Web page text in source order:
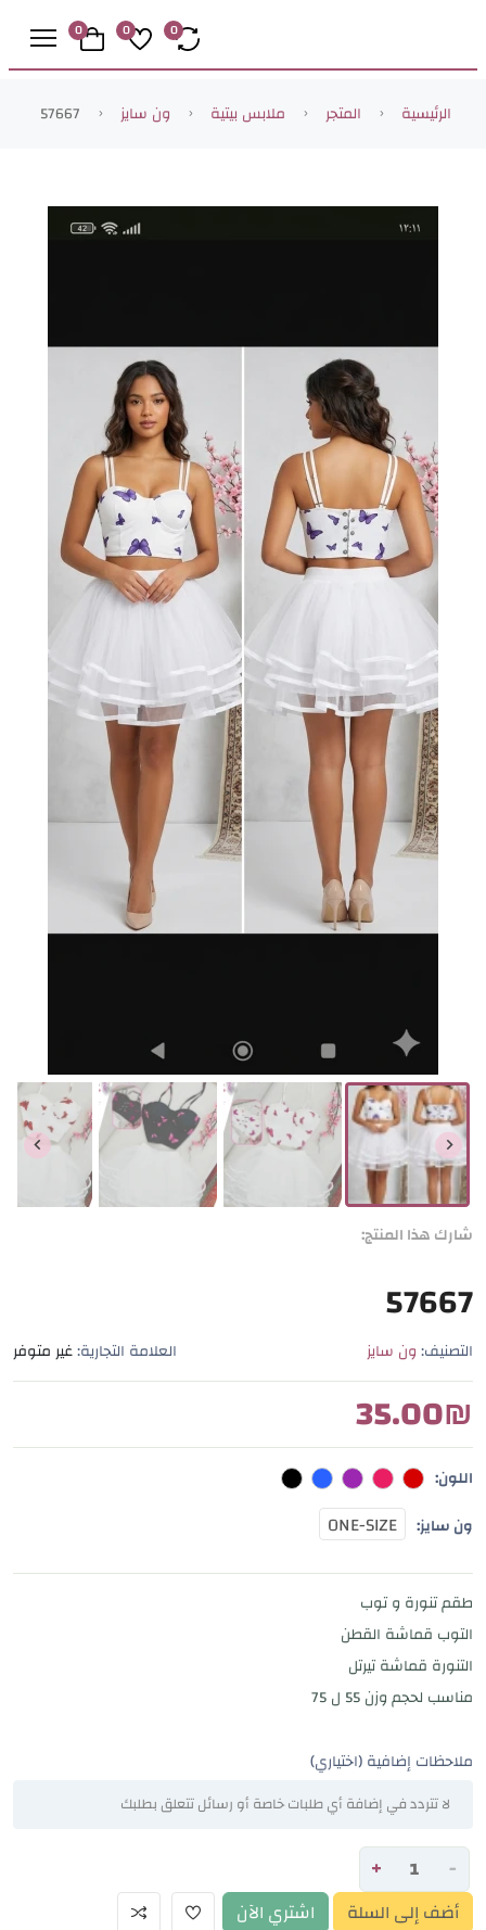
0
0
0
الرئيسية المتجر ملابس بيتية ون سايز
شارك هذا المنتج:
57667
التصنيف:ون سايز العلامة التجارية:غير متوفر
35.00₪
اللون:
ون سايز:
ONE-SIZE
طقم تنورة و توب
التوب قماشة القطن
التنورة قماشة تيرتل
مناسب لحجم وزن 55 ل 75
ملاحظات إضافية (اختياري)
-
+
أضف إلى السلة اشتري الآن